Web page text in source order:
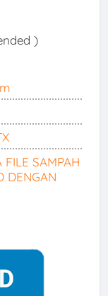
)
FILE SAMPAH
DENGAN